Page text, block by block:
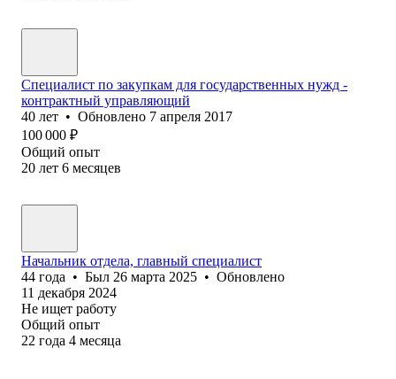
Специалист по закупкам для государственных нужд -
контрактный управляющий
40 лет • Обновлено 7 апреля 2017
100 000 ₽
Общий опыт
20 лет 6 месяцев
Начальник отдела, главный специалист
44 года • Был 26 марта 2025 • Обновлено
11 декабря 2024
Не ищет работу
Общий опыт
22 года 4 месяца